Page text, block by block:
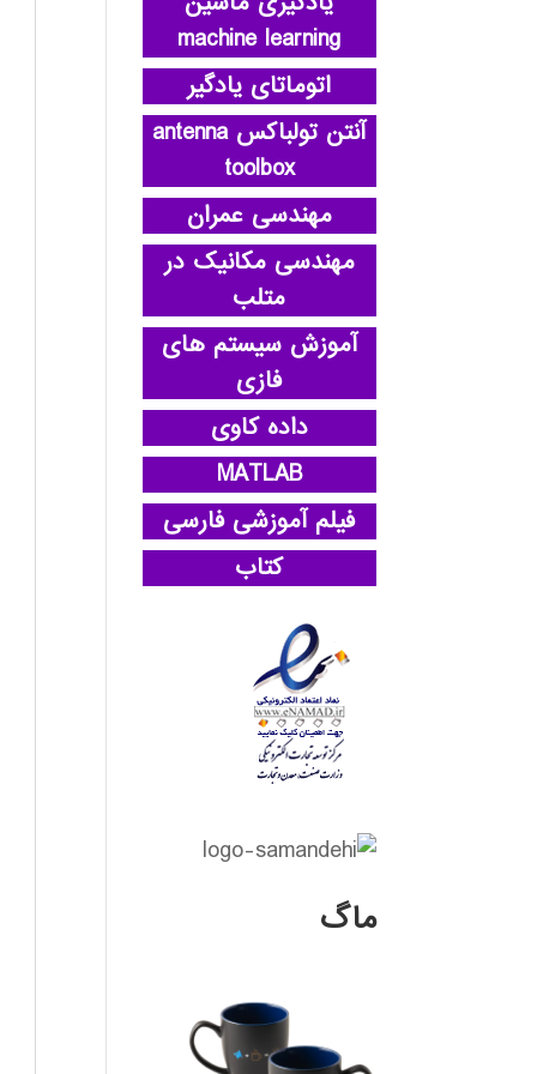
machine learning
اتوماتای یادگیر
آنتن تولباکس antenna
toolbox
مهندسی عمران
مهندسی مکانیک در
متلب
آموزش سیستم های
فازی
داده کاوی
MATLAB
فیلم آموزشی فارسی
کتاب
ماگ